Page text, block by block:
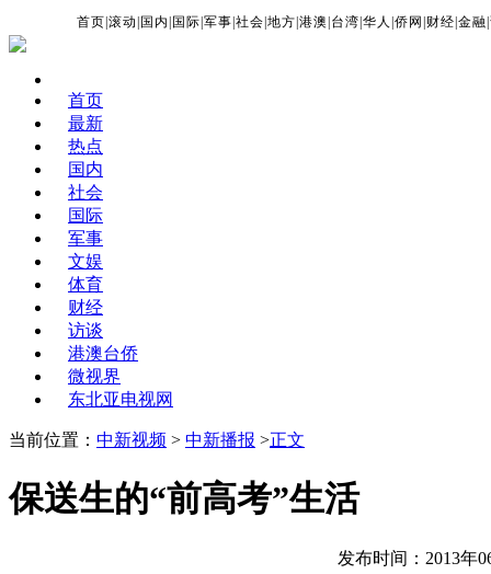
首页 |滚动 国内 国际 |军事 |社会 |地方 |港澳 台湾 |华人 |侨网 财经 |金融 |
首页
最新
热点
国内
社会
国际
军事
文娱
体育
财经
访谈
港澳台侨
微视界
东北亚电视网
当前位置： 中新视频 > 中新播报 >正文
保送生的“前高考”生活
发布时间：2013年